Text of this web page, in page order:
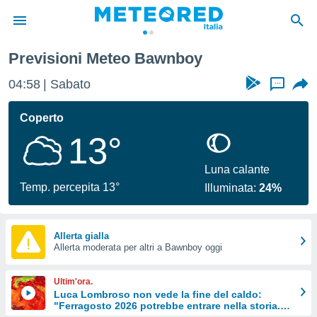
di
per
le
di
Web
le
Previsioni Meteo Bawnboy
04:58 Sabato ...
Coperto
13°
Temp. percepita 13°
Luna calante
Illuminata:24%
Allerta gialla
Allerta moderata per altri a Bawnboy oggi
Ultim'ora.
Luca Lombroso non vede la fine del caldo:
"Ferragosto 2026 potrebbe entrare nella storia.